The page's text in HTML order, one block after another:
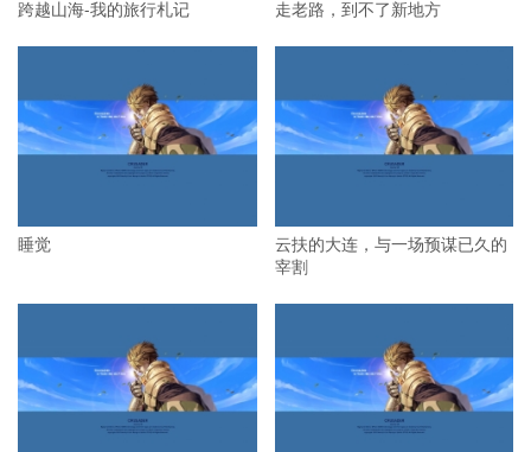
跨越山海-我的旅行札记 走老路，到不了新地方
睡觉
云扶的大连，与一场预谋已久的
宰割